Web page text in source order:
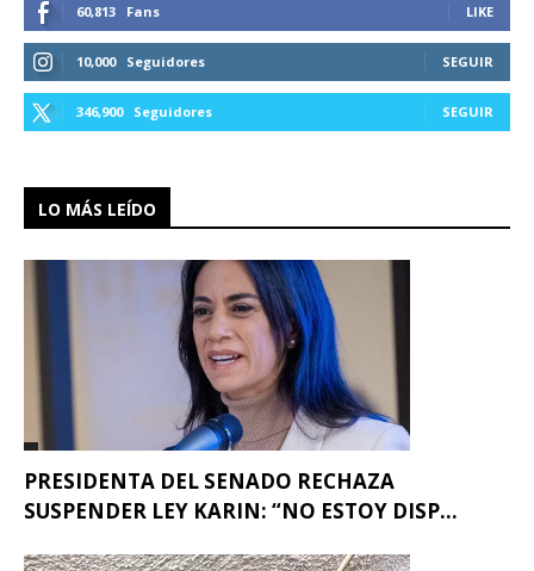
60,813 Fans LIKE
10,000 Seguidores SEGUIR
346,900 Seguidores SEGUIR
LO MÁS LEÍDO
PRESIDENTA DEL SENADO RECHAZA
SUSPENDER LEY KARIN: “NO ESTOY DISP...